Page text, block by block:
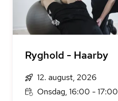
Ryghold - Haarby
12. august, 2026
Onsdag, 16:00 - 17:00